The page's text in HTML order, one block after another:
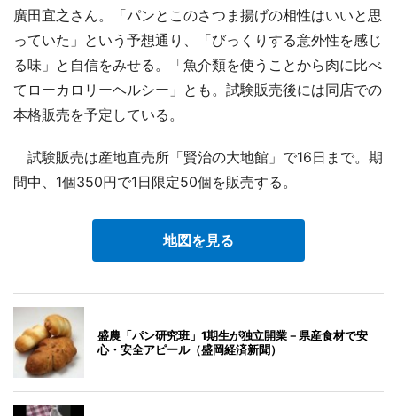
廣田宜之さん。「パンとこのさつま揚げの相性はいいと思
っていた」という予想通り、「びっくりする意外性を感じ
る味」と自信をみせる。「魚介類を使うことから肉に比べ
てローカロリーヘルシー」とも。試験販売後には同店での
本格販売を予定している。
試験販売は産地直売所「賢治の大地館」で16日まで。期
間中、1個350円で1日限定50個を販売する。
地図を見る
盛農「パン研究班」1期生が独立開業－県産食材で安
心・安全アピール（盛岡経済新聞）